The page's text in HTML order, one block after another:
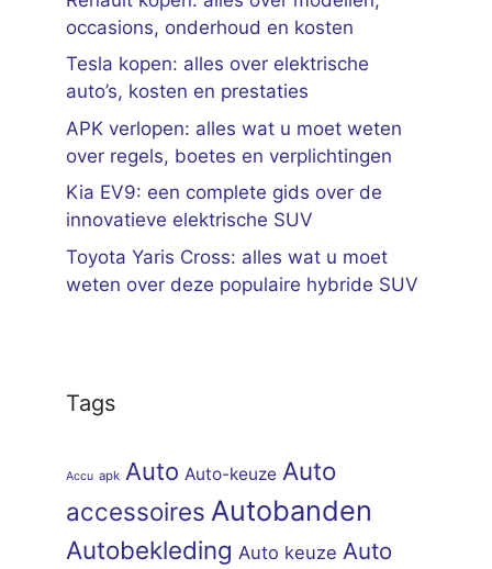
occasions, onderhoud en kosten
Tesla kopen: alles over elektrische
auto’s, kosten en prestaties
APK verlopen: alles wat u moet weten
over regels, boetes en verplichtingen
Kia EV9: een complete gids over de
innovatieve elektrische SUV
Toyota Yaris Cross: alles wat u moet
weten over deze populaire hybride SUV
Tags
Accu apk Auto Auto-keuze Auto
accessoires Autobanden
Autobekleding Auto keuze Auto